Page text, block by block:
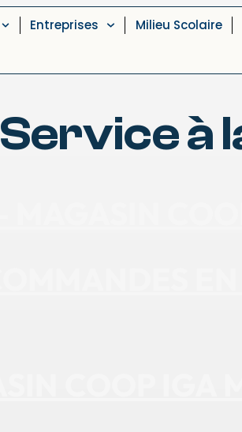
Entreprises Milieu Scolaire
Service à